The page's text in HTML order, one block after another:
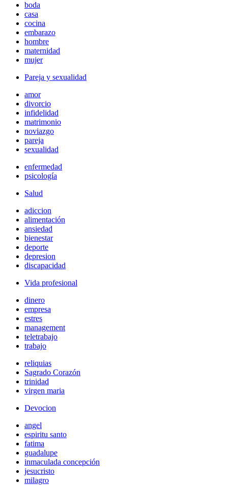
boda
casa
cocina
embarazo
hombre
maternidad
mujer
Pareja y sexualidad
amor
divorcio
infidelidad
matrimonio
noviazgo
pareja
sexualidad
enfermedad
psicología
Salud
adiccion
alimentación
ansiedad
bienestar
deporte
depresion
discapacidad
Vida profesional
dinero
empresa
estres
management
teletrabajo
trabajo
reliquias
Sagrado Corazón
trinidad
virgen maria
Devocion
angel
espiritu santo
fatima
guadalupe
inmaculada concepción
jesucristo
milagro